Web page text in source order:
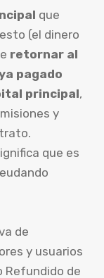
que
(el dinero
retornar al
pagado
principal,
y
que es
de
y usuarios
Refundido de